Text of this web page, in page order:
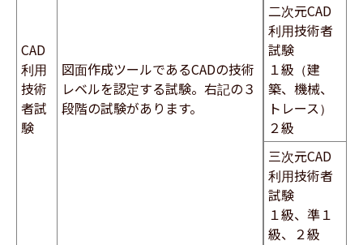
CAD
利用
技術
者試
験
図面作成ツールであるCADの技術
レベルを認定する試験。右記の３
段階の試験があります。
二次元CAD
利用技術者
試験
１級（建
築、機械、
トレース）
２級
三次元CAD
利用技術者
試験
１級、準１
級、２級